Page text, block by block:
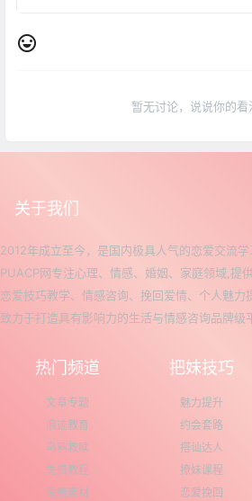
暂无讨论，说说你的看
关于我们
2012年成立至今，是国内极具人气的恋爱交流学
PUACP网专注心理、情感、婚姻、家庭领域,提
恋爱技巧教学、情感咨询、挽回爱情、个人魅力
致力于打造具有影响力的生活与情感咨询品牌级
热门频道
文章专题
浪迹教育
乌鸦救赎
免费教程
免费素材
把妹技巧
魅力提升
约会套路
搭讪达人
撩妹课程
恋爱挽回